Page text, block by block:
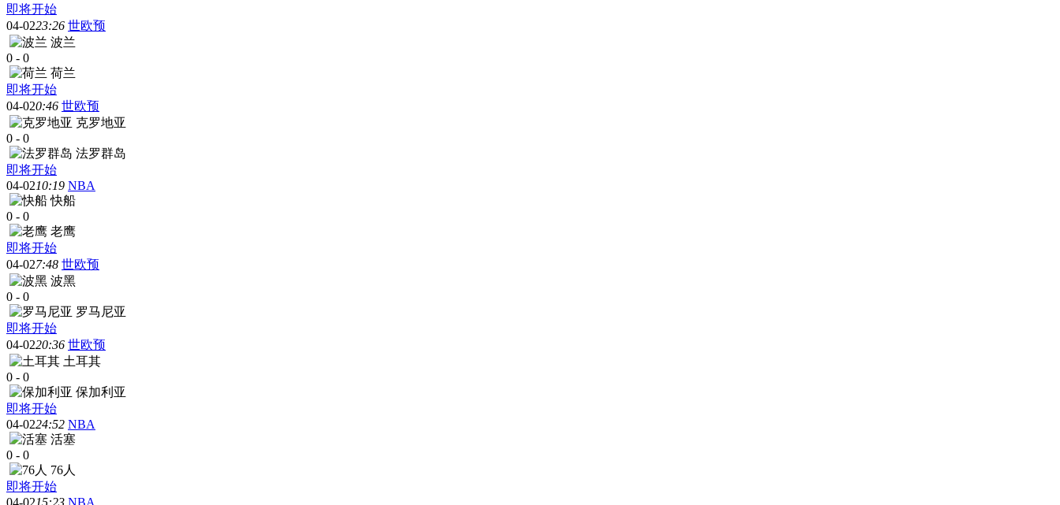
即将开始
04-0223:26 世欧预
波兰
0 - 0
荷兰
即将开始
04-020:46 世欧预
克罗地亚
0 - 0
法罗群岛
即将开始
04-0210:19 NBA
快船
0 - 0
老鹰
即将开始
04-027:48 世欧预
波黑
0 - 0
罗马尼亚
即将开始
04-0220:36 世欧预
土耳其
0 - 0
保加利亚
即将开始
04-0224:52 NBA
活塞
0 - 0
76人
即将开始
04-0215:23 NBA